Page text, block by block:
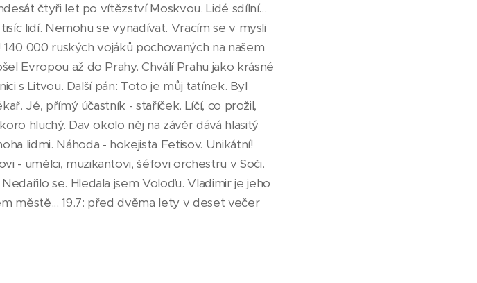
čtyři let po vítězství Moskvou. Lidé sdílní...
lidí. Nemohu se vynadívat. Vracím se v mysli
000 ruských vojáků pochovaných na našem
Evropou až do Prahy. Chválí Prahu jako krásné
s Litvou. Další pán: Toto je můj tatínek. Byl
Jé, přímý účastník - staříček. Líčí, co prožil,
hluchý. Dav okolo něj na závěr dává hlasitý
lidmi. Náhoda - hokejista Fetisov. Unikátní!
- umělci, muzikantovi, šéfovi orchestru v Soči.
se. Hledala jsem Voloďu. Vladimir je jeho
městě... 19.7: před dvěma lety v deset večer